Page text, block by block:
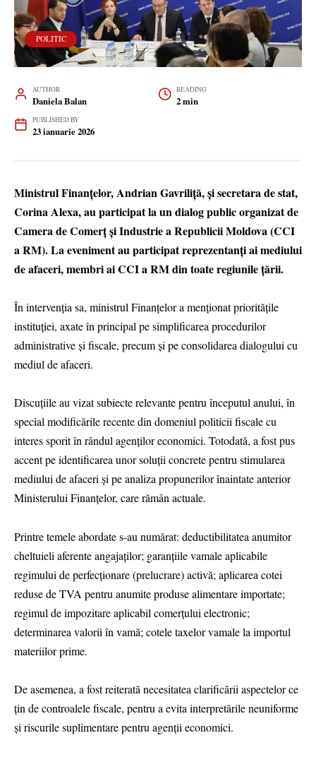
POLITIC
AUTHOR
Daniela Balan
READING
2 min
PUBLISHED BY
23 ianuarie 2026
Ministrul Finanțelor, Andrian Gavriliță, și secretara de stat,
Corina Alexa, au participat la un dialog public organizat de
Camera de Comerț și Industrie a Republicii Moldova (CCI
a RM). La eveniment au participat reprezentanți ai mediului
de afaceri, membri ai CCI a RM din toate regiunile țării.
În intervenția sa, ministrul Finanțelor a menționat prioritățile
instituției, axate în principal pe simplificarea procedurilor
administrative și fiscale, precum și pe consolidarea dialogului cu
mediul de afaceri.
Discuțiile au vizat subiecte relevante pentru începutul anului, în
special modificările recente din domeniul politicii fiscale cu
interes sporit în rândul agenților economici. Totodată, a fost pus
accent pe identificarea unor soluții concrete pentru stimularea
mediului de afaceri și pe analiza propunerilor înaintate anterior
Ministerului Finanțelor, care rămân actuale.
Printre temele abordate s-au numărat: deductibilitatea anumitor
cheltuieli aferente angajaților; garanțiile vamale aplicabile
regimului de perfecționare (prelucrare) activă; aplicarea cotei
reduse de TVA pentru anumite produse alimentare importate;
regimul de impozitare aplicabil comerțului electronic;
determinarea valorii în vamă; cotele taxelor vamale la importul
materiilor prime.
De asemenea, a fost reiterată necesitatea clarificării aspectelor ce
țin de controalele fiscale, pentru a evita interpretările neuniforme
și riscurile suplimentare pentru agenții economici.